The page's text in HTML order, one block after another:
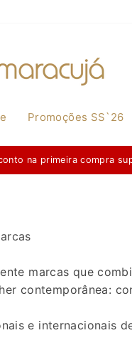
Promoções SS`26
Pause
| Disponível na nossa
marcas que
contemporânea:
e internacionais